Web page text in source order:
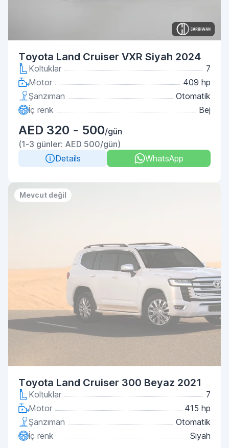
Toyota Land Cruiser VXR Siyah 2024
Koltuklar
7
Motor
409 hp
Şanzıman
Otomatik
İç renk
Bej
AED 320 - 500/gün
(1-3 günler: AED 500/gün)
Details
WhatsApp
Mevcut değil
Toyota Land Cruiser 300 Beyaz 2021
Koltuklar
7
Motor
415 hp
Şanzıman
Otomatik
İç renk
Siyah